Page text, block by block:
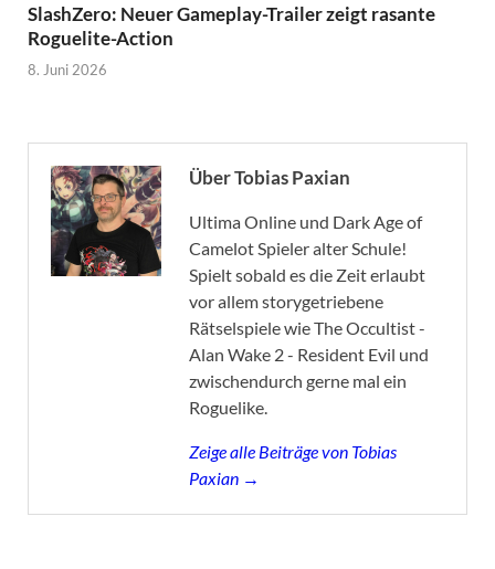
SlashZero: Neuer Gameplay-Trailer zeigt rasante
Roguelite-Action
8. Juni 2026
Über Tobias Paxian
Ultima Online und Dark Age of
Camelot Spieler alter Schule!
Spielt sobald es die Zeit erlaubt
vor allem storygetriebene
Rätselspiele wie The Occultist -
Alan Wake 2 - Resident Evil und
zwischendurch gerne mal ein
Roguelike.
Zeige alle Beiträge von Tobias
Paxian →